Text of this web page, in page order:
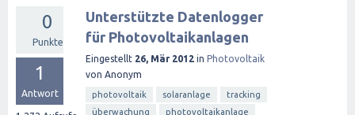
0
Punkte
1
Antwort
Unterstützte Datenlogger
für Photovoltaikanlagen
Eingestellt 26, Mär 2012 in Photovoltaik
von Anonym
photovoltaik solaranlage
tracking
überwachung
photovoltaikanlage